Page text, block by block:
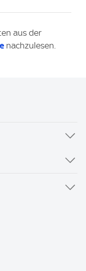
aus der
nachzulesen.